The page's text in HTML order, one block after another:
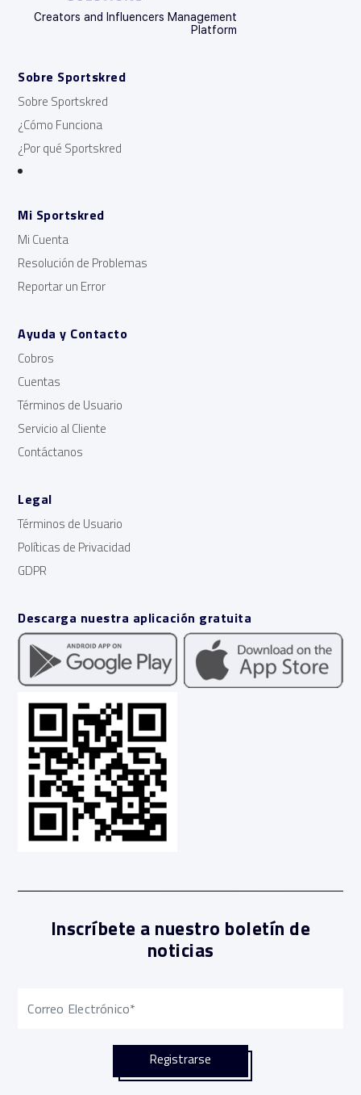
Creators and Influencers Management
Platform
Sobre Sportskred
Sobre Sportskred
¿Cómo Funciona
¿Por qué Sportskred
Mi Sportskred
Mi Cuenta
Resolución de Problemas
Reportar un Error
Ayuda y Contacto
Cobros
Cuentas
Términos de Usuario
Servicio al Cliente
Contáctanos
Legal
Términos de Usuario
Políticas de Privacidad
GDPR
Descarga nuestra aplicación gratuita
Inscríbete a nuestro boletín de
noticias